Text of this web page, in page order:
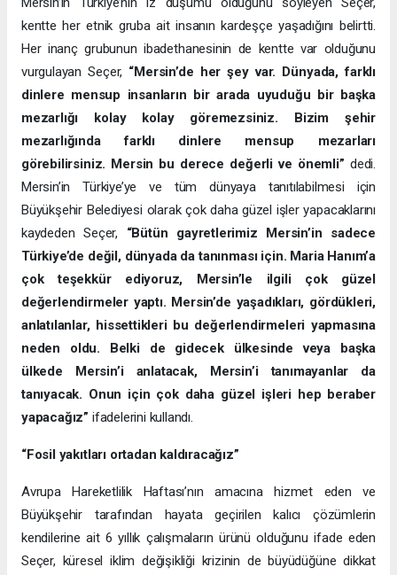
kentte her etnik gruba ait insanın kardeşçe yaşadığını belirtti.
Her inanç grubunun ibadethanesinin de kentte var olduğunu
vurgulayan Seçer, “Mersin’de her şey var. Dünyada, farklı
dinlere mensup insanların bir arada uyuduğu bir başka
mezarlığı kolay kolay göremezsiniz. Bizim şehir
mezarlığında farklı dinlere mensup mezarları
görebilirsiniz. Mersin bu derece değerli ve önemli” dedi.
Mersin’in Türkiye’ye ve tüm dünyaya tanıtılabilmesi için
Büyükşehir Belediyesi olarak çok daha güzel işler yapacaklarını
kaydeden Seçer, “Bütün gayretlerimiz Mersin’in sadece
Türkiye’de değil, dünyada da tanınması için. Maria Hanım’a
çok teşekkür ediyoruz, Mersin’le ilgili çok güzel
değerlendirmeler yaptı. Mersin’de yaşadıkları, gördükleri,
anlatılanlar, hissettikleri bu değerlendirmeleri yapmasına
neden oldu. Belki de gidecek ülkesinde veya başka
ülkede Mersin’i anlatacak, Mersin’i tanımayanlar da
tanıyacak. Onun için çok daha güzel işleri hep beraber
yapacağız” ifadelerini kullandı.
“Fosil yakıtları ortadan kaldıracağız”
Avrupa Hareketlilik Haftası’nın amacına hizmet eden ve
Büyükşehir tarafından hayata geçirilen kalıcı çözümlerin
kendilerine ait 6 yıllık çalışmaların ürünü olduğunu ifade eden
Seçer, küresel iklim değişikliği krizinin de büyüdüğüne dikkat